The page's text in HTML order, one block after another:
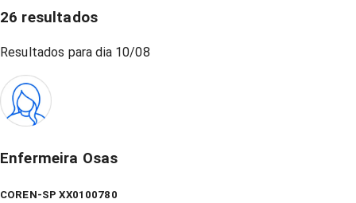
26 resultados
Resultados para dia 10/08
Enfermeira Osas
COREN-SP XX0100780